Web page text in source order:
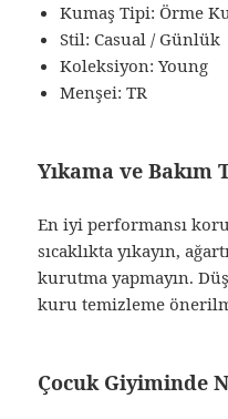
Kumaş Tipi: Örme
Stil: Casual / Günlük
Koleksiyon: Young
Menşei: TR
Yıkama ve Bakım
En iyi performansı
sıcaklıkta yıkayın,
kurutma yapmayın.
kuru temizleme
Çocuk Giyiminde